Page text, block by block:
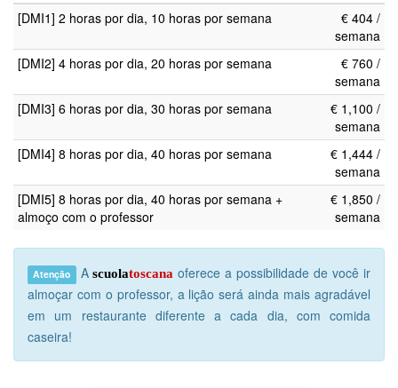
[DMI1] 2 horas por dia, 10 horas por semana
€ 404 /
semana
[DMI2] 4 horas por dia, 20 horas por semana
€ 760 /
semana
[DMI3] 6 horas por dia, 30 horas por semana
€ 1,100 /
semana
[DMI4] 8 horas por dia, 40 horas por semana
€ 1,444 /
semana
[DMI5] 8 horas por dia, 40 horas por semana +
almoço com o professor
€ 1,850 /
semana
Atenção Ascuolatoscana oferece a possibilidade de você ir
almoçar com o professor, a lição será ainda mais agradável
em um restaurante diferente a cada dia, com comida
caseira!